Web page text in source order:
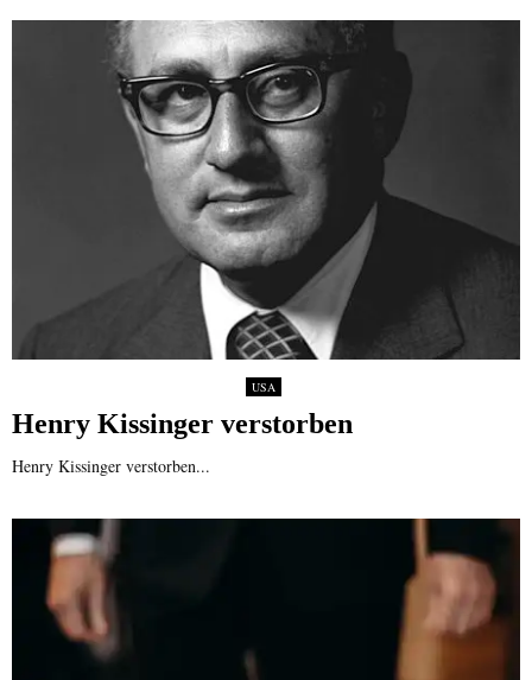
USA
Henry Kissinger verstorben
Henry Kissinger verstorben...